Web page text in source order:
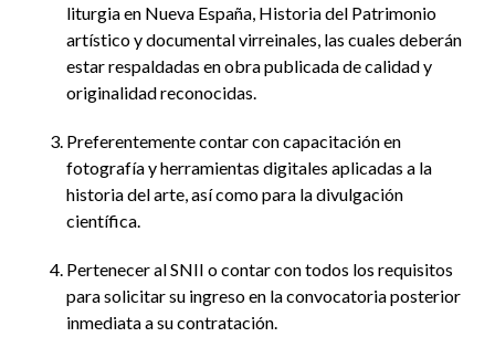
liturgia en Nueva España, Historia del Patrimonio
artístico y documental virreinales, las cuales deberán
estar respaldadas en obra publicada de calidad y
originalidad reconocidas.
Preferentemente contar con capacitación en
fotografía y herramientas digitales aplicadas a la
historia del arte, así como para la divulgación
científica.
Pertenecer al SNII o contar con todos los requisitos
para solicitar su ingreso en la convocatoria posterior
inmediata a su contratación.